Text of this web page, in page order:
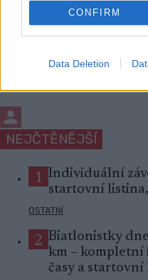
CONFIRM
Data Deletion
NEJČTĚNĚJŠÍ
1 Individuální
startovní
OSTATNÍ
2 Biatlonistky
km – kompletní
časy a